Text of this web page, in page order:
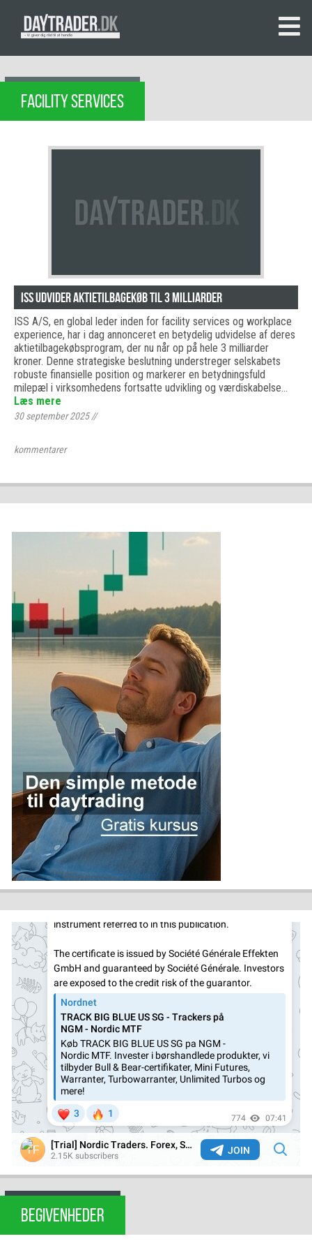
FACILITY SERVICES
ISS udvider aktietilbagekøb til 3 milliarder
ISS A/S, en global leder inden for facility services og workplace
experience, har i dag annonceret en betydelig udvidelse af deres
aktietilbagekøbsprogram, der nu når op på hele 3 milliarder
kroner. Denne strategiske beslutning understreger selskabets
robuste finansielle position og markerer en betydningsfuld
milepæl i virksomhedens fortsatte udvikling og værdiskabelse…
Læs mere
30 september 2025//
kommentarer
BEGIVENHEDER